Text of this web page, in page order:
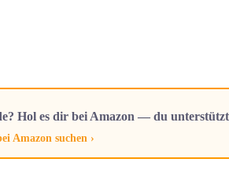
Hol es dir bei Amazon — du
Amazon suchen ›